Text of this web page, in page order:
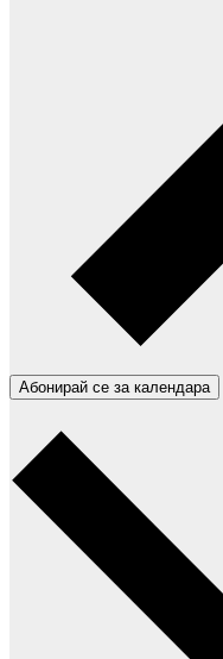
Абонирай се за календара